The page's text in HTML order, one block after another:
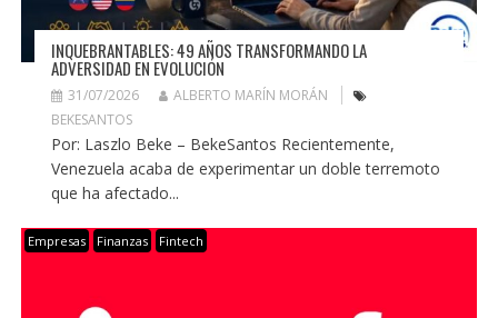
INQUEBRANTABLES: 49 AÑOS TRANSFORMANDO LA
ADVERSIDAD EN EVOLUCIÓN
31/07/2026
ALBERTO MARÍN MORÁN
BEKESANTOS
Por: Laszlo Beke – BekeSantos Recientemente,
Venezuela acaba de experimentar un doble terremoto
que ha afectado...
Empresas Finanzas Fintech